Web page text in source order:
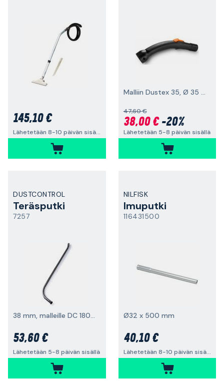
145,10 €
Lähetetään 8-10 päivän sisällä
Malliin Dustex 35, Ø 35 mm
47,60 €
38,00 €-20%
Lähetetään 5-8 päivän sisällä
DUSTCONTROL
Teräsputki
7257
38 mm, malleille DC 1800 / DC 2900
53,60 €
Lähetetään 5-8 päivän sisällä
NILFISK
Imuputki
116431500
Ø32 x 500 mm
40,10 €
Lähetetään 8-10 päivän sisällä